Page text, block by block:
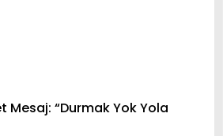
Mesaj: “Durmak Yok Yola